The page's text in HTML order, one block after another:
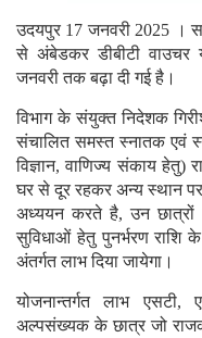
उदयपुर 17 जनवरी 2025 ।
से अंबेडकर डीबीटी
जनवरी तक बढ़ा दी गई है।
विभाग के संयुक्त निदेशक
संचालित समस्त स्नातक एवं
विज्ञान, वाणिज्य संकाय हेतु)
घर से दूर रहकर अन्य स्थान
अध्ययन करते है, उन छात्रों
सुविधाओं हेतु पुनर्भरण राशि
अंतर्गत लाभ दिया जायेगा।
योजनान्तर्गत लाभ
अल्पसंख्यक के छात्र जो